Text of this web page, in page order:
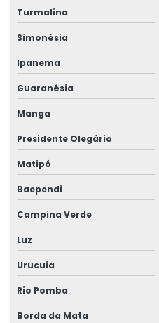
Turmalina
Simonésia
Ipanema
Guaranésia
Manga
Presidente Olegário
Matipó
Baependi
Campina Verde
Luz
Urucuia
Rio Pomba
Borda da Mata